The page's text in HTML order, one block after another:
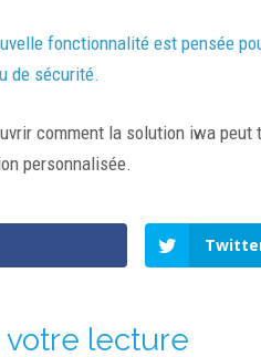
fonctionnalité est pensée
de sécurité.
comment la solution iwa
personnalisée.
votre lecture